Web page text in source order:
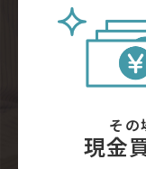
その
現金